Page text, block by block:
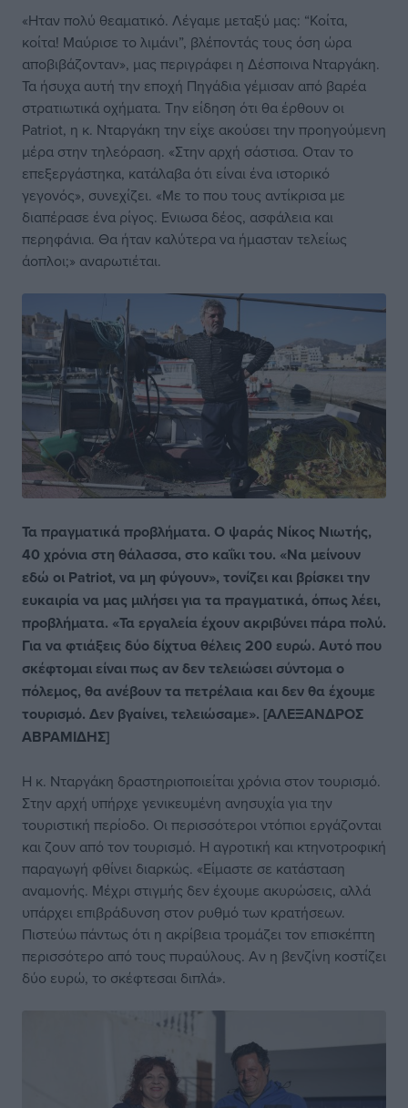
«Ηταν πολύ θεαματικό. Λέγαμε μεταξύ μας: “Κοίτα,
κοίτα! Μαύρισε το λιμάνι”, βλέποντάς τους όση ώρα
αποβιβάζονταν», μας περιγράφει η Δέσποινα Νταργάκη.
Τα ήσυχα αυτή την εποχή Πηγάδια γέμισαν από βαρέα
στρατιωτικά οχήματα. Την είδηση ότι θα έρθουν οι
Patriot, η κ. Νταργάκη την είχε ακούσει την προηγούμενη
μέρα στην τηλεόραση. «Στην αρχή σάστισα. Οταν το
επεξεργάστηκα, κατάλαβα ότι είναι ένα ιστορικό
γεγονός», συνεχίζει. «Με το που τους αντίκρισα με
διαπέρασε ένα ρίγος. Ενιωσα δέος, ασφάλεια και
περηφάνια. Θα ήταν καλύτερα να ήμασταν τελείως
άοπλοι;» αναρωτιέται.
Τα πραγματικά προβλήματα. Ο ψαράς Νίκος Νιωτής,
40 χρόνια στη θάλασσα, στο καΐκι του. «Να μείνουν
εδώ oι Patriot, να μη φύγουν», τονίζει και βρίσκει την
ευκαιρία να μας μιλήσει για τα πραγματικά, όπως λέει,
προβλήματα. «Τα εργαλεία έχουν ακριβύνει πάρα πολύ.
Για να φτιάξεις δύο δίχτυα θέλεις 200 ευρώ. Αυτό που
σκέφτομαι είναι πως αν δεν τελειώσει σύντομα ο
πόλεμος, θα ανέβουν τα πετρέλαια και δεν θα έχουμε
τουρισμό. Δεν βγαίνει, τελειώσαμε». [ΑΛΕΞΑΝΔΡΟΣ
ΑΒΡΑΜΙΔΗΣ]
Η κ. Νταργάκη δραστηριοποιείται χρόνια στον τουρισμό.
Στην αρχή υπήρχε γενικευμένη ανησυχία για την
τουριστική περίοδο. Οι περισσότεροι ντόπιοι εργάζονται
και ζουν από τον τουρισμό. Η αγροτική και κτηνοτροφική
παραγωγή φθίνει διαρκώς. «Είμαστε σε κατάσταση
αναμονής. Μέχρι στιγμής δεν έχουμε ακυρώσεις, αλλά
υπάρχει επιβράδυνση στον ρυθμό των κρατήσεων.
Πιστεύω πάντως ότι η ακρίβεια τρομάζει τον επισκέπτη
περισσότερο από τους πυραύλους. Αν η βενζίνη κοστίζει
δύο ευρώ, το σκέφτεσαι διπλά».